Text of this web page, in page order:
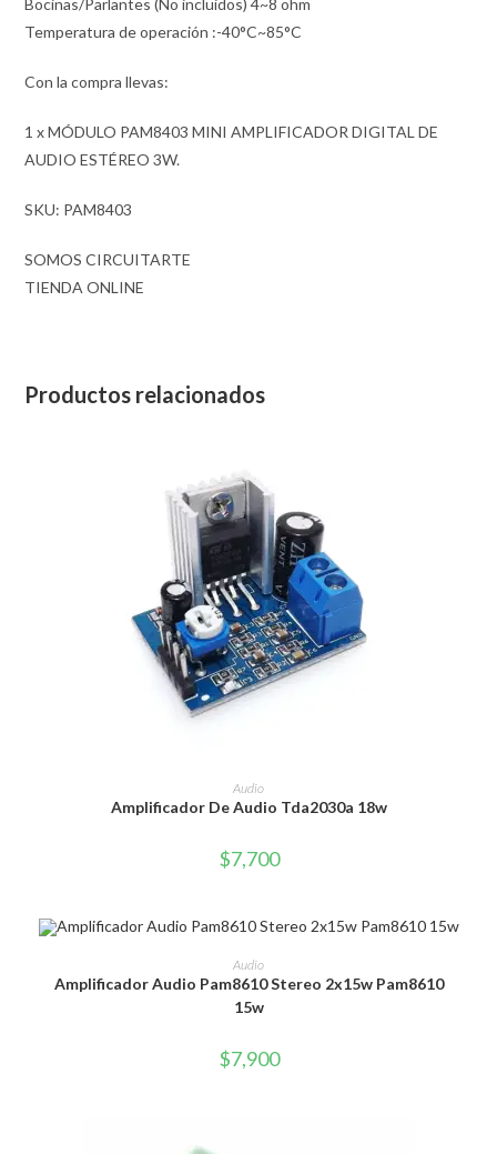
Bocinas/Parlantes (No incluidos) 4~8 ohm
Temperatura de operación :-40°C~85°C
Con la compra llevas:
1 x MÓDULO PAM8403 MINI AMPLIFICADOR DIGITAL DE
AUDIO ESTÉREO 3W.
SKU: PAM8403
SOMOS CIRCUITARTE
TIENDA ONLINE
Productos relacionados
AÑADIR AL CARRITO
Audio
Amplificador De Audio Tda2030a 18w
$7,700
AÑADIR AL CARRITO
Audio
Amplificador Audio Pam8610 Stereo 2x15w Pam8610
15w
$7,900